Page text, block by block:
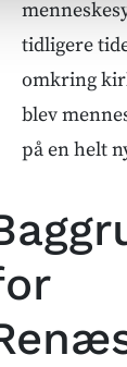
tidligere
omkring
blev
på en helt